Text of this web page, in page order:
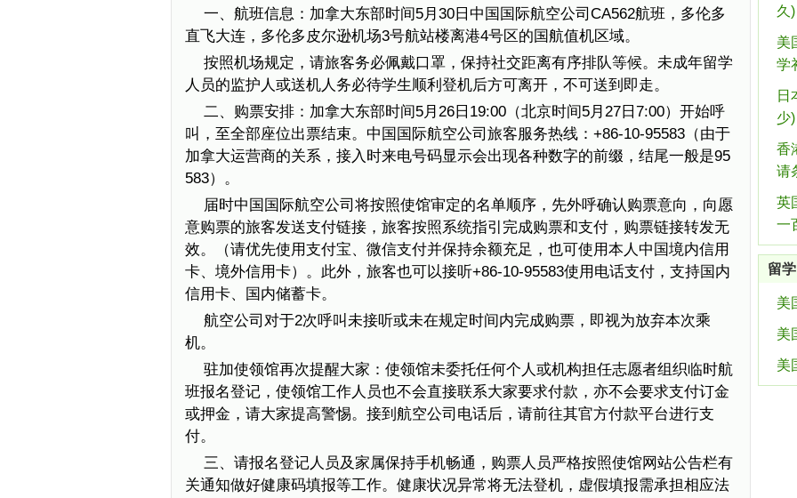
一、航班信息：加拿大东部时间5月30日中国国际航空公司CA562航班，多伦多
直飞大连，多伦多皮尔逊机场3号航站楼离港4号区的国航值机区域。
按照机场规定，请旅客务必佩戴口罩，保持社交距离有序排队等候。未成年留学
人员的监护人或送机人务必待学生顺利登机后方可离开，不可送到即走。
二、购票安排：加拿大东部时间5月26日19:00（北京时间5月27日7:00）开始呼
叫，至全部座位出票结束。中国国际航空公司旅客服务热线：+86-10-95583（由于
加拿大运营商的关系，接入时来电号码显示会出现各种数字的前缀，结尾一般是95
583）。
届时中国国际航空公司将按照使馆审定的名单顺序，先外呼确认购票意向，向愿
意购票的旅客发送支付链接，旅客按照系统指引完成购票和支付，购票链接转发无
效。（请优先使用支付宝、微信支付并保持余额充足，也可使用本人中国境内信用
卡、境外信用卡）。此外，旅客也可以接听+86-10-95583使用电话支付，支持国内
信用卡、国内储蓄卡。
航空公司对于2次呼叫未接听或未在规定时间内完成购票，即视为放弃本次乘
机。
驻加使领馆再次提醒大家：使领馆未委托任何个人或机构担任志愿者组织临时航
班报名登记，使领馆工作人员也不会直接联系大家要求付款，亦不会要求支付订金
或押金，请大家提高警惕。接到航空公司电话后，请前往其官方付款平台进行支
付。
三、请报名登记人员及家属保持手机畅通，购票人员严格按照使馆网站公告栏有
关通知做好健康码填报等工作。健康状况异常将无法登机，虚假填报需承担相应法
久)
美
学
日
少)
香
请
英
一
留学
美
美
美